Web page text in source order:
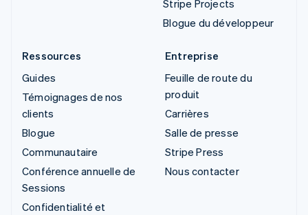
Stripe Projects
Blogue du développeur
Ressources
Guides
Témoignages de nos
clients
Blogue
Communautaire
Conférence annuelle de
Sessions
Confidentialité et
Entreprise
Feuille de route du
produit
Carrières
Salle de presse
Stripe Press
Nous contacter